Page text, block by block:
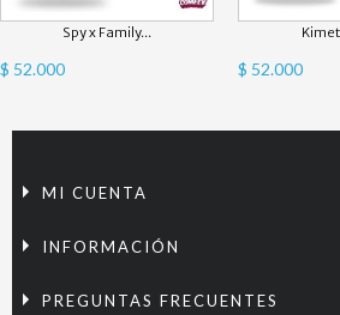
Spy x Family...
$ 52.000 $ 52.000
MI CUENTA
INFORMACIÓN
PREGUNTAS FRECUENTES